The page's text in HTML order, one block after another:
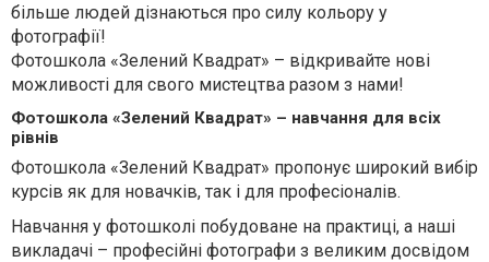
більше людей дізнаються про силу кольору у
фотографії!
Фотошкола «Зелений Квадрат» – відкривайте нові
можливості для свого мистецтва разом з нами!
Фотошкола «Зелений Квадрат» – навчання для всіх
рівнів
Фотошкола «Зелений Квадрат» пропонує широкий вибір
курсів як для новачків, так і для професіоналів.
Навчання у фотошколі побудоване на практиці, а наші
викладачі – професійні фотографи з великим досвідом